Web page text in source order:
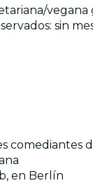
sin
comediantes
en Berlín